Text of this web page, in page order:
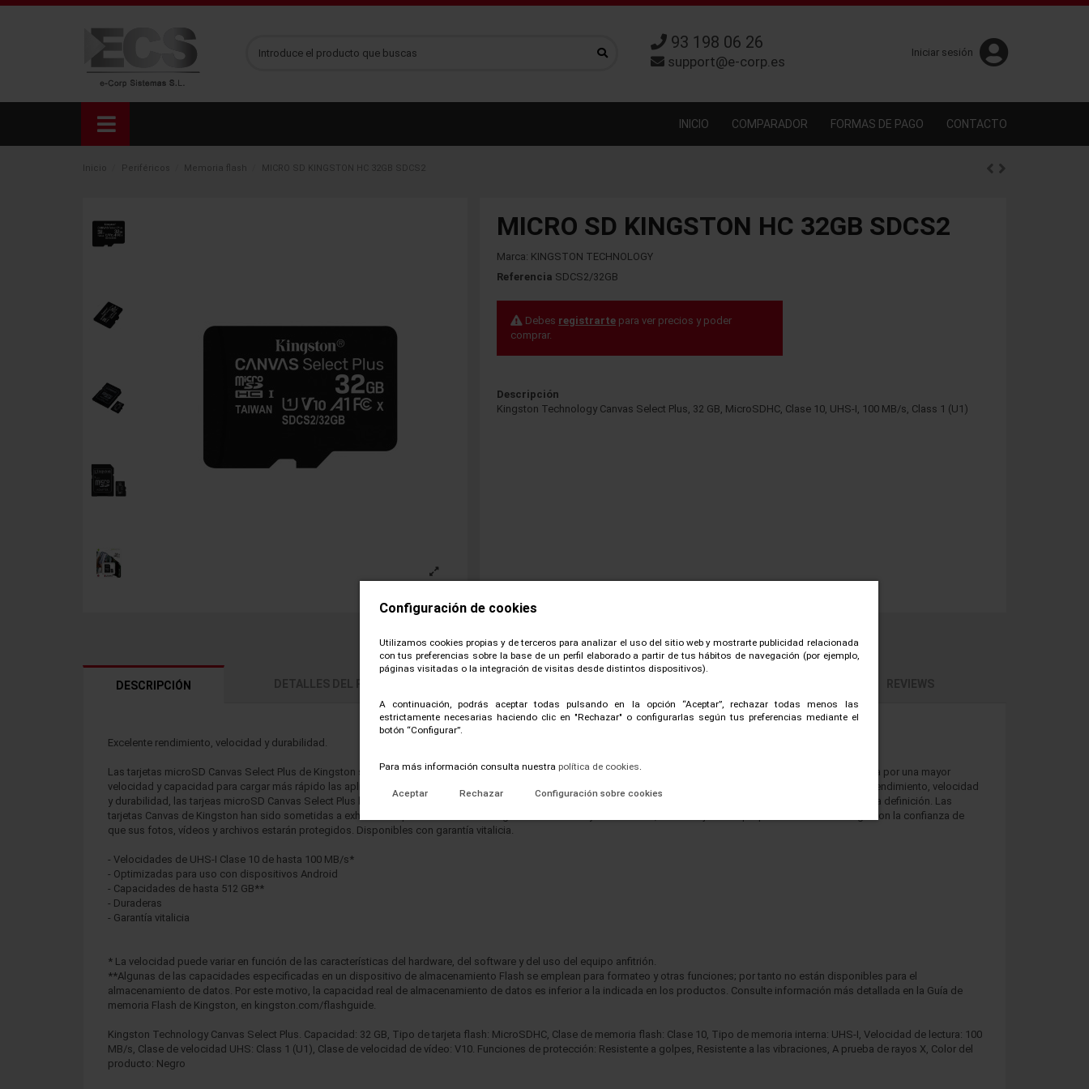
Configuración de cookies
Utilizamos cookies propias y de terceros para analizar el uso del sitio web y mostrarte publicidad relacionada
con tus preferencias sobre la base de un perfil elaborado a partir de tus hábitos de navegación (por ejemplo,
páginas visitadas o la integración de visitas desde distintos dispositivos).
A continuación, podrás aceptar todas pulsando en la opción “Aceptar”, rechazar todas menos las
estrictamente necesarias haciendo clic en "Rechazar" o configurarlas según tus preferencias mediante el
botón “Configurar”.
Para más información consulta nuestra política de cookies
Aceptar Rechazar Configuración sobre cookies
93 198 06 26
support@e-corp.es
Iniciar sesión
CONTACTO
FORMAS DE PAGO
COMPARADOR
INICIO
Inicio Periféricos Memoria flash MICRO SD KINGSTON HC 32GB SDCS2
MICRO SD KINGSTON HC 32GB SDCS2
Marca: KINGSTON TECHNOLOGY
Referencia SDCS2/32GB
Debes registrarte para ver precios y poder
comprar.
Descripción
Kingston Technology Canvas Select Plus, 32 GB, MicroSDHC, Clase 10, UHS-I, 100 MB/s, Class 1 (U1)
DESCRIPCIÓN
Excelente rendimiento, velocidad y durabilidad.
Las tarjetas microSD Canvas Select Plus de Kingston son compatibles con dispositivos Android y han sido diseñadas para un rendimiento de nivel A1. Se caracteriza por una mayor
velocidad y capacidad para cargar más rápido las aplicaciones, así como para capturar imágenes y vídeos de múltiples capacidades hasta 512 GB*. Excelentes en rendimiento, velocidad
y durabilidad, las tarjeas microSD Canvas Select Plus han sido diseñadas para una alta fiabilidad al tomar fotos y filmar imágenes, así como para editar vídeos de alta definición. Las
tarjetas Canvas de Kingston han sido sometidas a exhaustivas pruebas en los más rigurosos entornos y condiciones, con el objeto de que pueda llevarlas consigo con la confianza de
que sus fotos, vídeos y archivos estarán protegidos. Disponibles con garantía vitalicia.
- Velocidades de UHS-I Clase 10 de hasta 100 MB/s*
- Optimizadas para uso con dispositivos Android
- Capacidades de hasta 512 GB**
- Duraderas
- Garantía vitalicia
* La velocidad puede variar en función de las características del hardware, del software y del uso del equipo anfitrión.
**Algunas de las capacidades especificadas en un dispositivo de almacenamiento Flash se emplean para formateo y otras funciones; por tanto no están disponibles para el
almacenamiento de datos. Por este motivo, la capacidad real de almacenamiento de datos es inferior a la indicada en los productos. Consulte información más detallada en la Guía de
memoria Flash de Kingston, en kingston.com/flashguide.
Kingston Technology Canvas Select Plus. Capacidad: 32 GB, Tipo de tarjeta flash: MicroSDHC, Clase de memoria flash: Clase 10, Tipo de memoria interna: UHS-I, Velocidad de lectura: 100
MB/s, Clase de velocidad UHS: Class 1 (U1), Clase de velocidad de vídeo: V10. Funciones de protección: Resistente a golpes, Resistente a las vibraciones, A prueba de rayos X, Color del
producto: Negro